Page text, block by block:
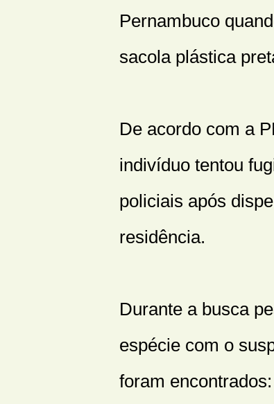
Pernambuco
sacola plástica
De acordo com a
indivíduo tentou
policiais após
residência.
Durante a busca
espécie com o
foram encontrados: